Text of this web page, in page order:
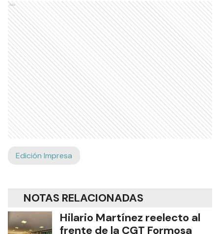
Ads
Edición Impresa
NOTAS RELACIONADAS
Hilario Martínez reelecto al
frente de la CGT Formosa